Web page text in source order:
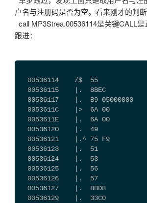
户名与注册码是否为空。看来刚才的判断
call MP3Strea.00536114是关键CALL
跟进：
00536114    /$  55
00536115    |.  8BEC
00536117    |.  B9 05000000
0053611C    |>  6A 00
0053611E    |.  6A 00
00536120    |.  49
00536121    |.^ 75 F9
00536123    |.  51
00536124    |.  53
00536125    |.  56
00536126    |.  57
00536127    |.  8BD8
00536129    |.  33C0